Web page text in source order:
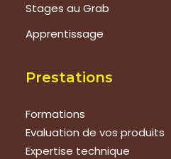
Stages au Grab
Apprentissage
Prestations
Formations
Evaluation de vos produits
Expertise technique